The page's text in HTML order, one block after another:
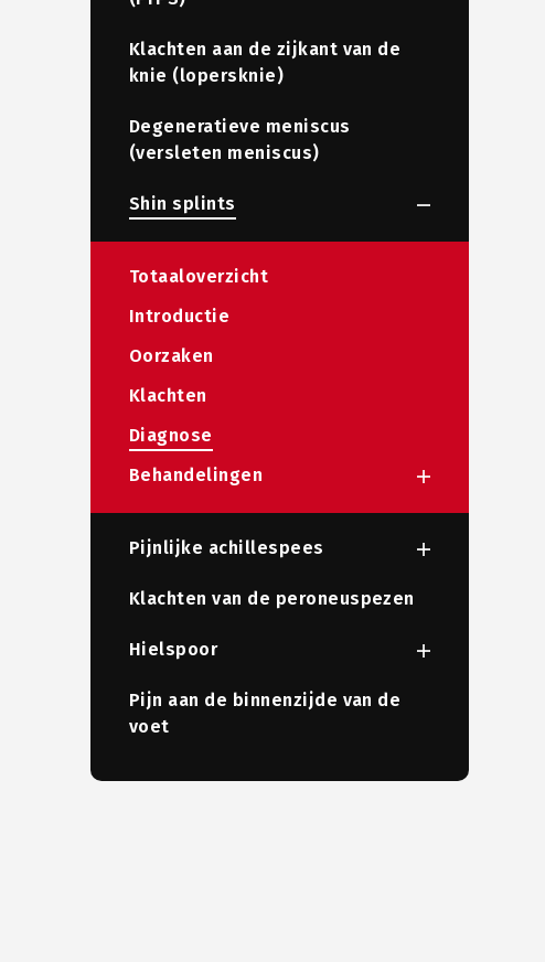
Klachten aan de zijkant van de
knie (lopersknie)
Degeneratieve meniscus
(versleten meniscus)
Shin splints
Totaaloverzicht
Introductie
Oorzaken
Klachten
Diagnose
Behandelingen
Pijnlijke achillespees
Klachten van de peroneuspezen
Hielspoor
Pijn aan de binnenzijde van de
voet